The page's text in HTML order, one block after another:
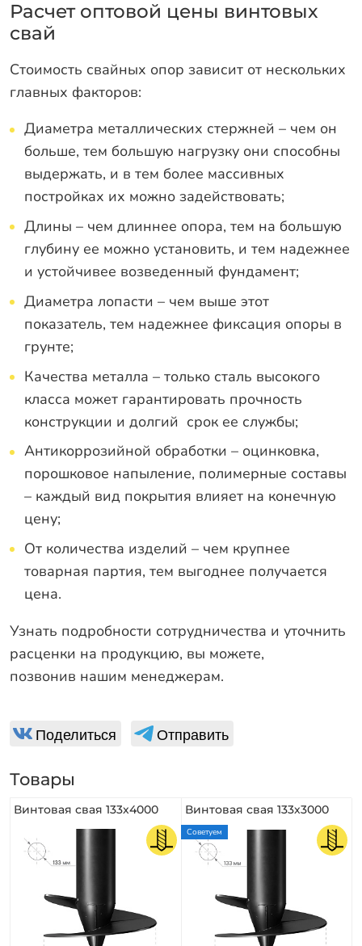
Расчет оптовой цены винтовых
свай
Стоимость свайных опор зависит от нескольких
главных факторов:
Диаметра металлических стержней – чем он
больше, тем большую нагрузку они способны
выдержать, и в тем более массивных
постройках их можно задействовать;
Длины – чем длиннее опора, тем на большую
глубину ее можно установить, и тем надежнее
и устойчивее возведенный фундамент;
Диаметра лопасти – чем выше этот
показатель, тем надежнее фиксация опоры в
грунте;
Качества металла – только сталь высокого
класса может гарантировать прочность
конструкции и долгий срок ее службы;
Антикоррозийной обработки – оцинковка,
порошковое напыление, полимерные составы
– каждый вид покрытия влияет на конечную
цену;
От количества изделий – чем крупнее
товарная партия, тем выгоднее получается
цена.
Узнать подробности сотрудничества и уточнить
расценки на продукцию, вы можете,
позвонив нашим менеджерам.
Поделиться Отправить
Товары
Винтовая свая 133х4000 Винтовая свая 133х3000
Советуем